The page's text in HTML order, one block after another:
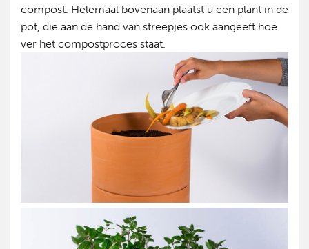
compost. Helemaal bovenaan plaatst u een plant in de
pot, die aan de hand van streepjes ook aangeeft hoe
ver het compostproces staat.